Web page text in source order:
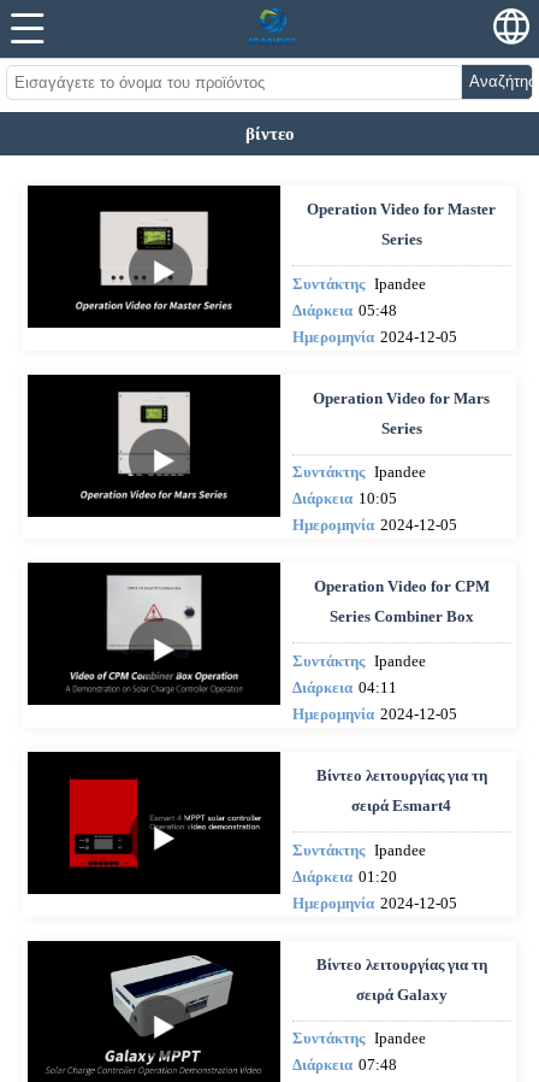
βίντεο
Operation Video for Master
Series
Συντάκτης Ipandee
Διάρκεια 05:48
Ημερομηνία 2024-12-05
Operation Video for Mars
Series
Συντάκτης Ipandee
Διάρκεια 10:05
Ημερομηνία 2024-12-05
Operation Video for CPM
Series Combiner Box
Συντάκτης Ipandee
Διάρκεια 04:11
Ημερομηνία 2024-12-05
Βίντεο λειτουργίας για τη
σειρά Esmart4
Συντάκτης Ipandee
Διάρκεια 01:20
Ημερομηνία 2024-12-05
Βίντεο λειτουργίας για τη
σειρά Galaxy
Συντάκτης Ipandee
Διάρκεια 07:48